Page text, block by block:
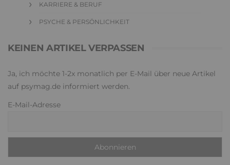
KARRIERE & BERUF
PSYCHE & PERSÖNLICHKEIT
KEINEN ARTIKEL VERPASSEN
Ja, ich möchte 1-2x monatlich per E-Mail über neue Artikel
auf psymag.de informiert werden.
E-Mail-Adresse